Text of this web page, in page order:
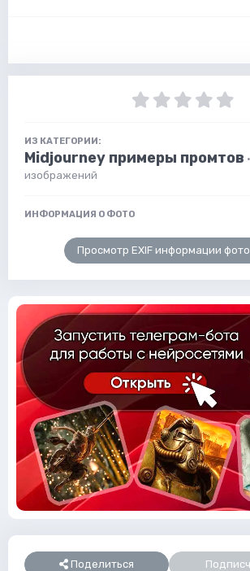
ИЗ КАТЕГОРИИ:
Midjourney примеры промтов
изображений
ИНФОРМАЦИЯ О ФОТО
Просмотр EXIF информации
Поделиться